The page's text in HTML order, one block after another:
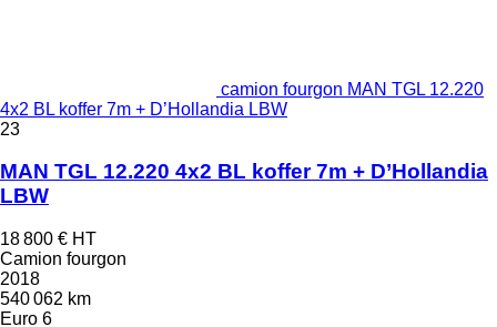
camion fourgon MAN TGL 12.220
4x2 BL koffer 7m + D’Hollandia LBW
23
MAN TGL 12.220 4x2 BL koffer 7m + D’Hollandia
LBW
18 800 € HT
Camion fourgon
2018
540 062 km
Euro 6